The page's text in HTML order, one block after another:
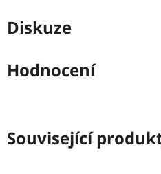
Diskuze
Hodnocení
Související